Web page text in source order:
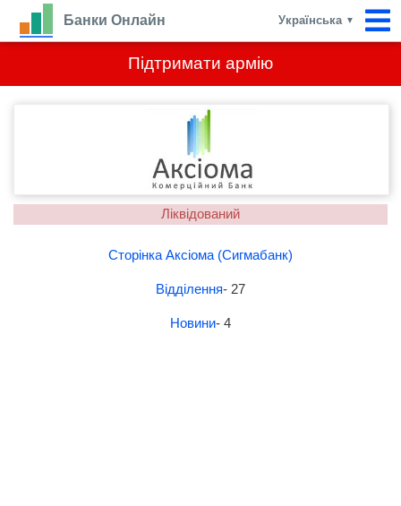
Підтримати армію
Банки Онлайн Українська ▼
Ліквідований
Сторінка Аксіома (Сигмабанк)
Відділення- 27
Новини- 4